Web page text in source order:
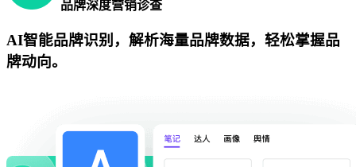
品牌深度营销诊查
AI智能品牌识别，解析海量品牌数据，轻松掌握品
牌动向。